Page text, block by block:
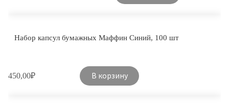
Набор капсул бумажных Маффин Синий, 100 шт
450,00₽ В корзину